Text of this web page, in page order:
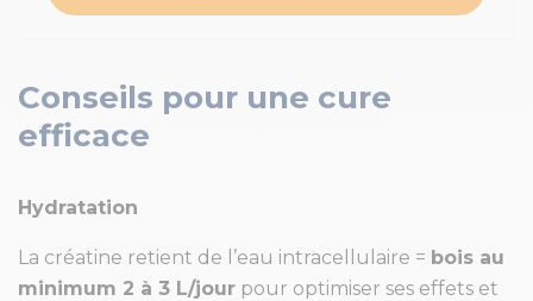
Conseils pour une cure
efficace
Hydratation
La créatine retient de l’eau intracellulaire = bois au
minimum 2 à 3 L/jour pour optimiser ses effets et